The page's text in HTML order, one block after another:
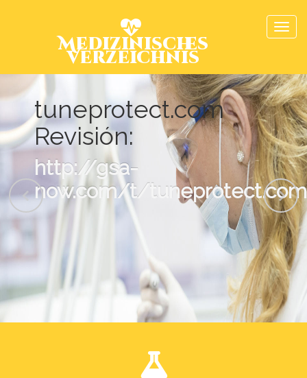
Medizinisches
Verzeichnis
tuneprotect.com
Revisión:
http://gsa-
now.com/t/